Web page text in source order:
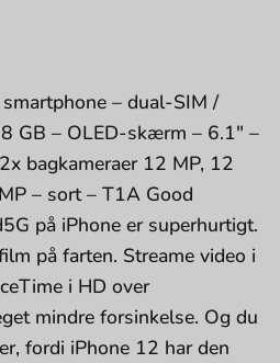
– dual-SIM /
GB – OLED-skærm – 6.1″ –
bagkameraer 12 MP, 12
– sort – T1A Good
på iPhone er superhurtigt.
på farten. Streame video i
i HD over
mindre forsinkelse. Og du
fordi iPhone 12 har den